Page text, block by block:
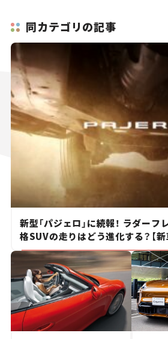
同カテゴリの記事
新型「パジェロ」に続報！ ラダー
格SUVの走りはどう進化する？【新